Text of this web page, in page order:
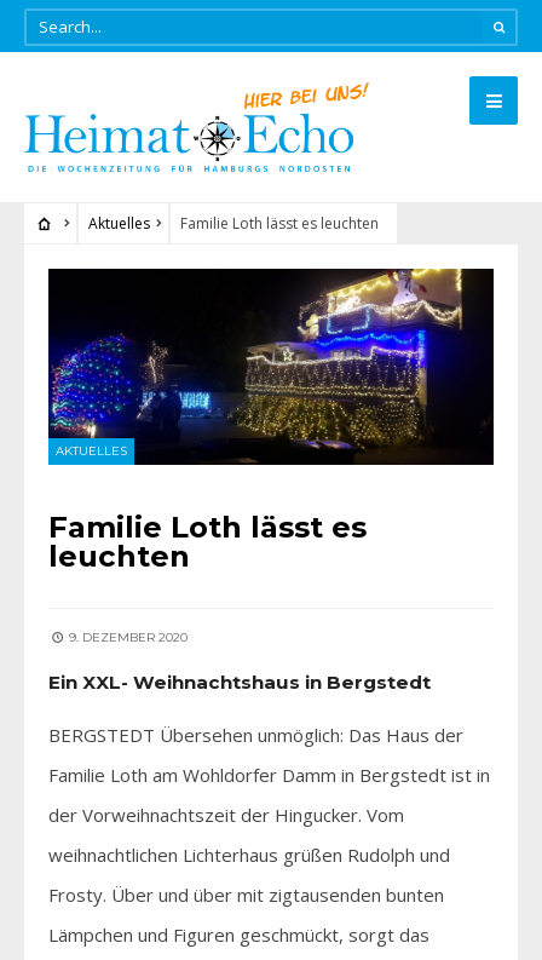
Aktuelles Familie Loth lässt es leuchten
AKTUELLES
Familie Loth lässt es
leuchten
9. DEZEMBER 2020
Ein XXL- Weihnachtshaus in Bergstedt
BERGSTEDT Übersehen unmöglich: Das Haus der
Familie Loth am Wohldorfer Damm in Bergstedt ist in
der Vorweihnachtszeit der Hingucker. Vom
weihnachtlichen Lichterhaus grüßen Rudolph und
Frosty. Über und über mit zigtausenden bunten
Lämpchen und Figuren geschmückt, sorgt das